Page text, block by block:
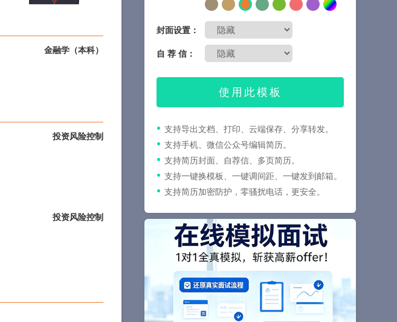
封面设置：
自 荐 信：
使用此模板
支持导出文档、打印、云端保存、分享转发。
支持手机、微信公众号编辑简历。
支持简历封面、自荐信、多页简历。
支持一键换模板、一键调间距、一键发到邮箱。
支持简历加密防护，零骚扰电话，更安全。
金融学（本科）
投资风险控制
投资风险控制